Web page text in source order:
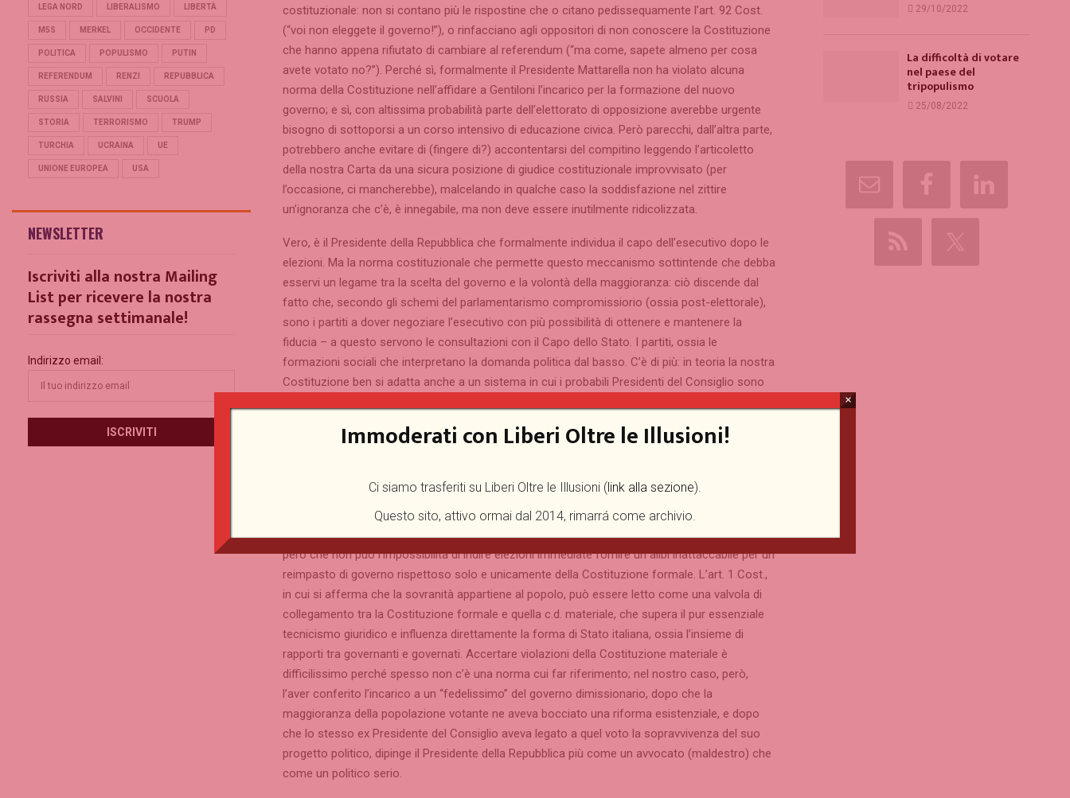
costituzionale: non si contano più le rispostine che o citano pedissequamente l’art. 92 Cost.
(“voi non eleggete il governo!”), o rinfacciano agli oppositori di non conoscere la Costituzione
che hanno appena rifiutato di cambiare al referendum (“ma come, sapete almeno per cosa
avete votato no?”). Perché sì, formalmente il Presidente Mattarella non ha violato alcuna
norma della Costituzione nell’affidare a Gentiloni l’incarico per la formazione del nuovo
governo; e sì, con altissima probabilità parte dell’elettorato di opposizione averebbe urgente
bisogno di sottoporsi a un corso intensivo di educazione civica. Però parecchi, dall’altra parte,
potrebbero anche evitare di (fingere di?) accontentarsi del compitino leggendo l’articoletto
della nostra Carta da una sicura posizione di giudice costituzionale improvvisato (per
l’occasione, ci mancherebbe), malcelando in qualche caso la soddisfazione nel zittire
un’ignoranza che c’è, è innegabile, ma non deve essere inutilmente ridicolizzata.
Vero, è il Presidente della Repubblica che formalmente individua il capo dell’esecutivo dopo le
elezioni. Ma la norma costituzionale che permette questo meccanismo sottintende che debba
esservi un legame tra la scelta del governo e la volontà della maggioranza: ciò discende dal
fatto che, secondo gli schemi del parlamentarismo compromissiorio (ossia post-elettorale),
sono i partiti a dover negoziare l’esecutivo con più possibilità di ottenere e mantenere la
fiducia – a questo servono le consultazioni con il Capo dello Stato. I partiti, ossia le
formazioni sociali che interpretano la domanda politica dal basso. C’è di più: in teoria la nostra
Costituzione ben si adatta anche a un sistema in cui i probabili Presidenti del Consiglio sono
nascondere dietro la forma per voltare la faccia alla realtà, che presenta un legame traballante
Bisogna intendersi: chi scrive non afferma che dopo l’esito del referendum e le dimissioni di
Renzi si sarebbe dovuto ricorrere ad elezioni anticipate. Ciò sarebbe stato infattibile per via di
una legge elettorale, il c.d. Italicum, attualmente al vaglio della Corte costituzionale. Va detto
però che non può l’impossibilità di indire elezioni immediate fornire un alibi inattaccabile per un
reimpasto di governo rispettoso solo e unicamente della Costituzione formale. L’art. 1 Cost.,
in cui si afferma che la sovranità appartiene al popolo, può essere letto come una valvola di
collegamento tra la Costituzione formale e quella c.d. materiale, che supera il pur essenziale
tecnicismo giuridico e influenza direttamente la forma di Stato italiana, ossia l’insieme di
rapporti tra governanti e governati. Accertare violazioni della Costituzione materiale è
difficilissimo perché spesso non c’è una norma cui far riferimento; nel nostro caso, però,
l’aver conferito l’incarico a un “fedelissimo” del governo dimissionario, dopo che la
maggioranza della popolazione votante ne aveva bocciato una riforma esistenziale, e dopo
che lo stesso ex Presidente del Consiglio aveva legato a quel voto la sopravvivenza del suo
progetto politico, dipinge il Presidente della Repubblica più come un avvocato (maldestro) che
come un politico serio.
LEGA NORD LIBERALISMO LIBERTÀ
M5S MERKEL OCCIDENTE PD
POLITICA POPULISMO PUTIN
REFERENDUM RENZI REPUBBLICA
RUSSIA SALVINI SCUOLA
STORIA TERRORISMO TRUMP
TURCHIA UCRAINA UE
UNIONE EUROPEA USA
NEWSLETTER
Iscriviti alla nostra Mailing
List per ricevere la nostra
rassegna settimanale!
Indirizzo email:
29/10/2022
La difficoltà di votare
nel paese del
tripopulismo
25/08/2022
Immoderati con Liberi Oltre le Illusioni!
Ci siamo trasferiti su Liberi Oltre le Illusioni (link alla sezione).
Questo sito, attivo ormai dal 2014, rimarrá come archivio.
×